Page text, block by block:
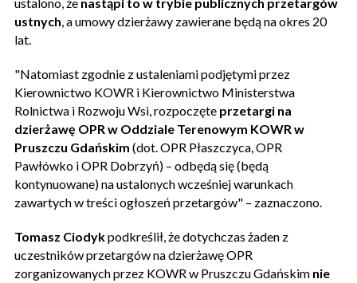
ustnych, a umowy dzierżawy zawierane będą na okres 20
lat.
"Natomiast zgodnie z ustaleniami podjętymi przez
Kierownictwo KOWR i Kierownictwo Ministerstwa
Rolnictwa i Rozwoju Wsi, rozpoczęte przetargi na
dzierżawę OPR w Oddziale Terenowym KOWR w
Pruszczu Gdańskim (dot. OPR Płaszczyca, OPR
Pawłówko i OPR Dobrzyń) – odbędą się (będą
kontynuowane) na ustalonych wcześniej warunkach
zawartych w treści ogłoszeń przetargów" – zaznaczono.
Tomasz Ciodykpodkreślił, że dotychczas żaden z
uczestników przetargów na dzierżawę OPR
zorganizowanych przez KOWR w Pruszczu Gdańskim nie